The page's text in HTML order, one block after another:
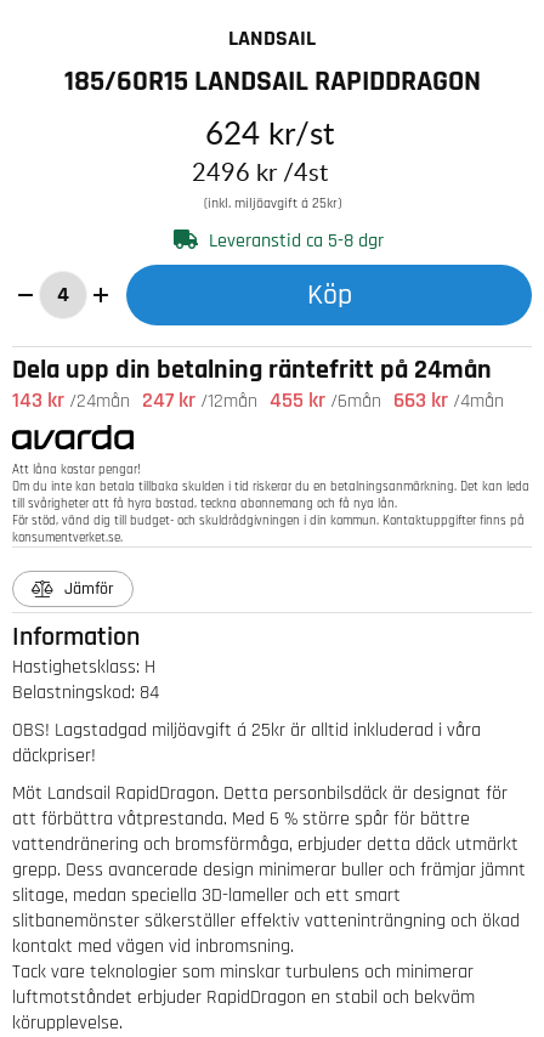
LANDSAIL
185/60R15 LANDSAIL RAPIDDRAGON
2496 kr /4st
624kr/st
(inkl. miljöavgift á 25kr)
Leveranstid ca 5-8 dgr
Köp
Dela upp din betalning räntefritt på 24mån
143 kr /24mån 247 kr /12mån 455 kr /6mån 663 kr /4mån
Att låna kostar pengar!
Om du inte kan betala tillbaka skulden i tid riskerar du en betalningsanmärkning. Det kan leda
till svårigheter att få hyra bostad, teckna abonnemang och få nya lån.
För stöd, vänd dig till budget- och skuldrådgivningen i din kommun. Kontaktuppgifter finns på
konsumentverket.se.
Jämför
Information
Hastighetsklass: H
Belastningskod: 84
OBS! Lagstadgad miljöavgift á 25kr är alltid inkluderad i våra
däckpriser!
Möt Landsail RapidDragon. Detta personbilsdäck är designat för
att förbättra våtprestanda. Med 6 % större spår för bättre
vattendränering och bromsförmåga, erbjuder detta däck utmärkt
grepp. Dess avancerade design minimerar buller och främjar jämnt
slitage, medan speciella 3D-lameller och ett smart
slitbanemönster säkerställer effektiv vatteninträngning och ökad
kontakt med vägen vid inbromsning.
Tack vare teknologier som minskar turbulens och minimerar
luftmotståndet erbjuder RapidDragon en stabil och bekväm
körupplevelse.